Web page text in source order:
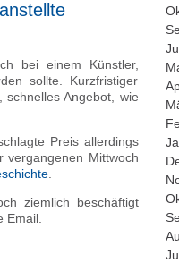
bei einem Künstler,
sollte. Kurzfristiger
schnelles Angebot, wie
Preis allerdings
vergangenen Mittwoch
.
ziemlich beschäftigt
Email.